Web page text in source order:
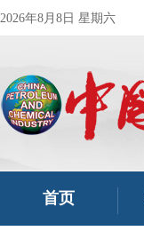
2026年8月8日 星期六
首页